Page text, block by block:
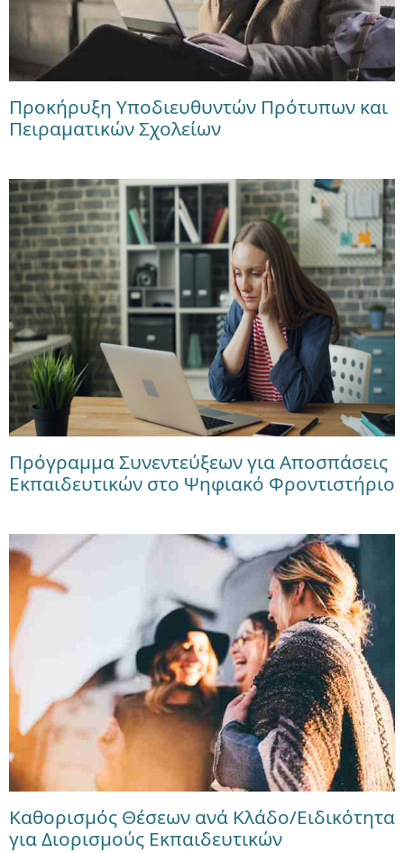
Προκήρυξη Υποδιευθυντών Πρότυπων και
Πειραματικών Σχολείων
Πρόγραμμα Συνεντεύξεων για Αποσπάσεις
Εκπαιδευτικών στο Ψηφιακό Φροντιστήριο
Καθορισμός Θέσεων ανά Κλάδο/Ειδικότητα
για Διορισμούς Εκπαιδευτικών